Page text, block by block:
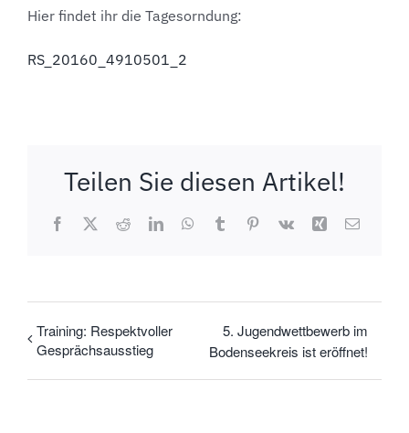
Hier findet ihr die Tagesorndung:
RS_20160_4910501_2
Teilen Sie diesen Artikel!
Facebook
X RedditLinkedInWhatsApp
TumblrPinterest
Vk Xing E-
Training: Respektvoller
Gesprächsausstieg
5. Jugendwettbewerb im
Bodenseekreis ist eröffnet!